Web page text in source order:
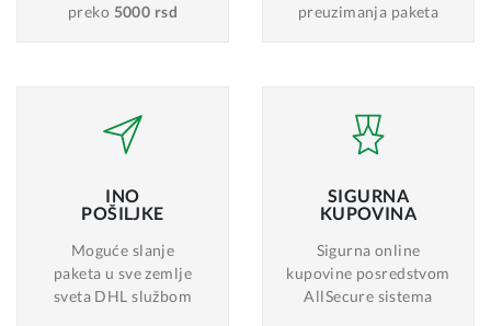
preko 5000 rsd
preuzimanja paketa
INO
POŠILJKE
Moguće slanje
paketa u sve zemlje
sveta DHL službom
SIGURNA
KUPOVINA
Sigurna online
kupovine posredstvom
AllSecure sistema